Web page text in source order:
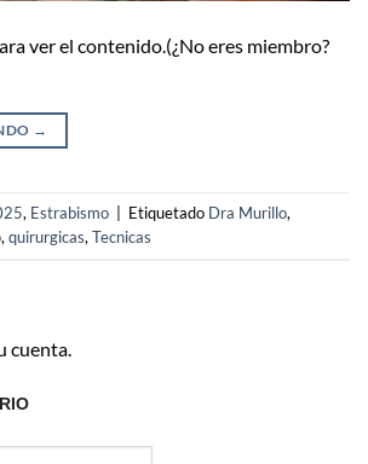
ver el contenido.(¿No eres miembro?
→
, Estrabismo Etiquetado Dra Murillo,
,quirurgicas,Tecnicas
cuenta.